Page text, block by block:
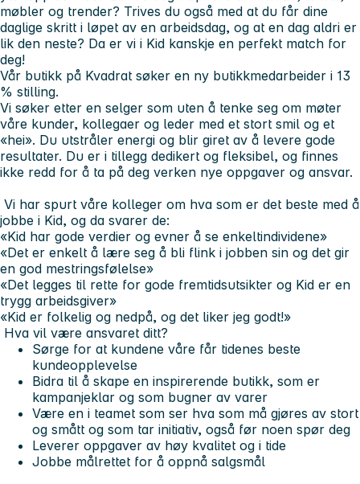
møbler og trender? Trives du også med at du får dine
daglige skritt i løpet av en arbeidsdag, og at en dag aldri er
lik den neste? Da er vi i Kid kanskje en perfekt match for
deg!
Vår butikk på Kvadrat søker en ny butikkmedarbeider i 13
% stilling.
Vi søker etter en selger som uten å tenke seg om møter
våre kunder, kollegaer og leder med et stort smil og et
«hei». Du utstråler energi og blir giret av å levere gode
resultater. Du er i tillegg dedikert og fleksibel, og finnes
ikke redd for å ta på deg verken nye oppgaver og ansvar.
Vi har spurt våre kolleger om hva som er det beste med å
jobbe i Kid, og da svarer de:
«Kid har gode verdier og evner å se enkeltindividene»
«Det er enkelt å lære seg å bli flink i jobben sin og det gir
en god mestringsfølelse»
«Det legges til rette for gode fremtidsutsikter og Kid er en
trygg arbeidsgiver»
«Kid er folkelig og nedpå, og det liker jeg godt!»
Hva vil være ansvaret ditt?
Sørge for at kundene våre får tidenes beste
kundeopplevelse
Bidra til å skape en inspirerende butikk, som er
kampanjeklar og som bugner av varer
Være en i teamet som ser hva som må gjøres av stort
og smått og som tar initiativ, også før noen spør deg
Leverer oppgaver av høy kvalitet og i tide
Jobbe målrettet for å oppnå salgsmål